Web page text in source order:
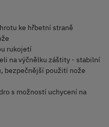
ke hřbetní straně
rukojetí
na výčnělku záštity - stabilní
bezpečnější použití nože
s možností uchycení na